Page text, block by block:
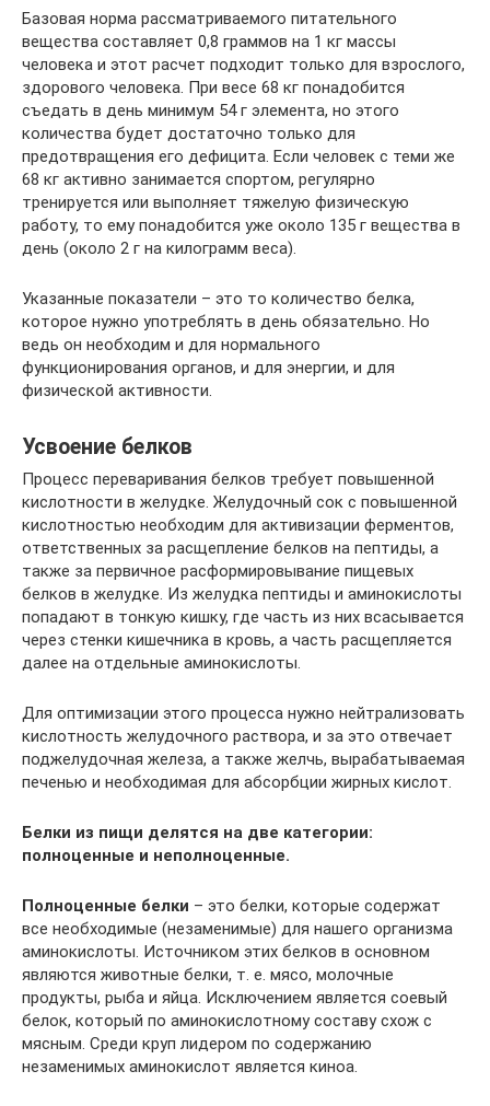
Базовая норма рассматриваемого питательного
вещества составляет 0,8 граммов на 1 кг массы
человека и этот расчет подходит только для взрослого,
здорового человека. При весе 68 кг понадобится
съедать в день минимум 54 г элемента, но этого
количества будет достаточно только для
предотвращения его дефицита. Если человек с теми же
68 кг активно занимается спортом, регулярно
тренируется или выполняет тяжелую физическую
работу, то ему понадобится уже около 135 г вещества в
день (около 2 г на килограмм веса).
Указанные показатели – это то количество белка,
которое нужно употреблять в день обязательно. Но
ведь он необходим и для нормального
функционирования органов, и для энергии, и для
физической активности.
Усвоение белков
Процесс переваривания белков требует повышенной
кислотности в желудке. Желудочный сок с повышенной
кислотностью необходим для активизации ферментов,
ответственных за расщепление белков на пептиды, а
также за первичное расформировывание пищевых
белков в желудке. Из желудка пептиды и аминокислоты
попадают в тонкую кишку, где часть из них всасывается
через стенки кишечника в кровь, а часть расщепляется
далее на отдельные аминокислоты.
Для оптимизации этого процесса нужно нейтрализовать
кислотность желудочного раствора, и за это отвечает
поджелудочная железа, а также желчь, вырабатываемая
печенью и необходимая для абсорбции жирных кислот.
Белки из пищи делятся на две категории:
полноценные и неполноценные.
Полноценные белки – это белки, которые содержат
все необходимые (незаменимые) для нашего организма
аминокислоты. Источником этих белков в основном
являются животные белки, т. е. мясо, молочные
продукты, рыба и яйца. Исключением является соевый
белок, который по аминокислотному составу схож с
мясным. Среди круп лидером по содержанию
незаменимых аминокислот является киноа.